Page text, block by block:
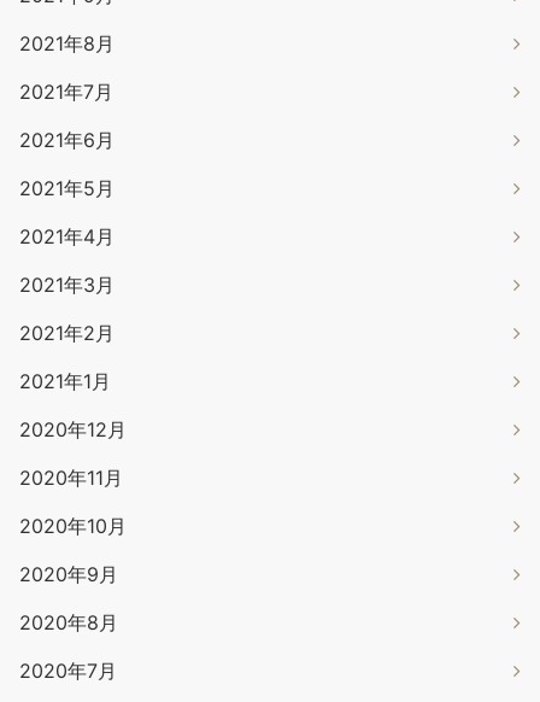
2021年8月
2021年7月
2021年6月
2021年5月
2021年4月
2021年3月
2021年2月
2021年1月
2020年12月
2020年11月
2020年10月
2020年9月
2020年8月
2020年7月